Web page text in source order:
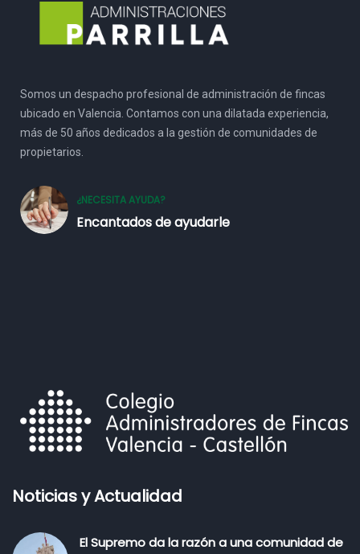
Somos un despacho profesional de administración de fincas
ubicado en Valencia. Contamos con una dilatada experiencia,
más de 50 años dedicados a la gestión de comunidades de
propietarios.
¿NECESITA AYUDA?
Encantados de ayudarle
Noticias y Actualidad
El Supremo da la razón a una comunidad de